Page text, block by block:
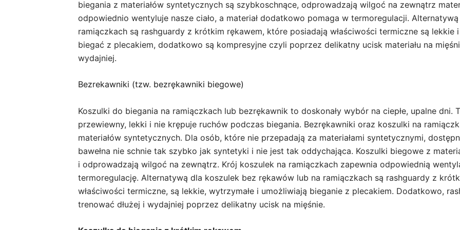
biegania z materiałów syntetycznych są szybkoschnące, odprowadzają wilgoć na zewnątrz
odpowiednio wentyluje nasze ciało, a materiał dodatkowo pomaga w termoregulacji.
ramiączkach są rashguardy z krótkim rękawem, które posiadają właściwości termiczne są lekkie
biegać z plecakiem, dodatkowo są kompresyjne czyli poprzez delikatny ucisk materiału na
wydajniej.
Bezrekawniki (tzw. bezrękawniki biegowe)
Koszulki do biegania na ramiączkach lub bezrękawnik to doskonały wybór na ciepłe, upalne
przewiewny, lekki i nie krępuje ruchów podczas biegania. Bezrękawniki oraz koszulki na
materiałów syntetycznych. Dla osób, które nie przepadają za materiałami syntetycznymi,
bawełna nie schnie tak szybko jak syntetyki i nie jest tak oddychająca. Koszulki biegowe z
i odprowadzają wilgoć na zewnątrz. Krój koszulek na ramiączkach zapewnia odpowiednią
termoregulację. Alternatywą dla koszulek bez rękawów lub na ramiączkach są rashguardy z
właściwości termiczne, są lekkie, wytrzymałe i umożliwiają bieganie z plecakiem. Dodatkowo,
trenować dłużej i wydajniej poprzez delikatny ucisk na mięśnie.